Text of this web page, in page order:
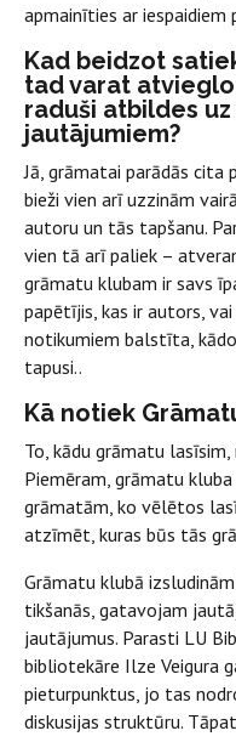
apmainīties ar
Kad beidzot
tad varat
raduši atbildes
jautājumiem?
Jā, grāmatai parādās
bieži vien arī uzzinām
autoru un tās tapšanu.
vien tā arī paliek –
grāmatu klubam ir savs
papētījis, kas ir autors,
notikumiem balstīta,
tapusi..
Kā notiek
To, kādu grāmatu
Piemēram, grāmatu
grāmatām, ko vēlētos
atzīmēt, kuras būs tās
Grāmatu klubā
tikšanās, gatavojam
jautājumus. Parasti LU
bibliotekāre Ilze Veigura
pieturpunktus, jo tas
diskusijas struktūru.